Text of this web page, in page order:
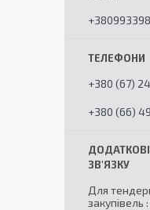
+380 (67)
+380 (66)
Для
закупівель